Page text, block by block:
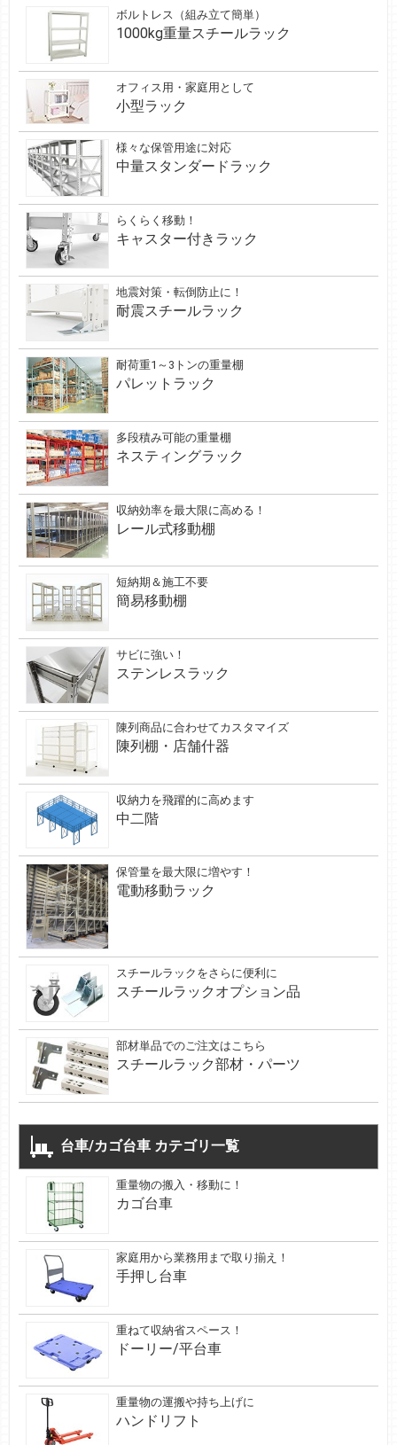
ボルトレス（組み立て簡単）
1000kg重量スチールラック
オフィス用・家庭用として
小型ラック
様々な保管用途に対応
中量スタンダードラック
らくらく移動！
キャスター付きラック
地震対策・転倒防止に！
耐震スチールラック
耐荷重1～3トンの重量棚
パレットラック
多段積み可能の重量棚
ネスティングラック
収納効率を最大限に高める！
レール式移動棚
短納期＆施工不要
簡易移動棚
サビに強い！
ステンレスラック
陳列商品に合わせてカスタマイズ
陳列棚・店舗什器
収納力を飛躍的に高めます
中二階
保管量を最大限に増やす！
電動移動ラック
スチールラックをさらに便利に
スチールラックオプション品
部材単品でのご注文はこちら
スチールラック部材・パーツ
台車/カゴ台車 カテゴリ一覧
重量物の搬入・移動に！
カゴ台車
家庭用から業務用まで取り揃え！
手押し台車
重ねて収納省スペース！
ドーリー/平台車
重量物の運搬や持ち上げに
ハンドリフト